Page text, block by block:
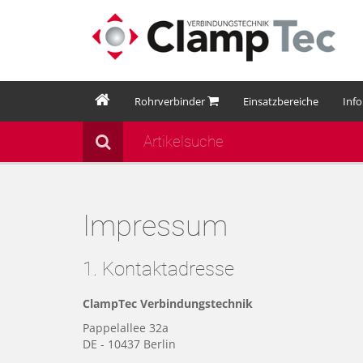
Rohrverbinder Einsatzbereiche
Impressum
1. Kontaktadresse
ClampTec Verbindungstechnik
Pappelallee 32a
DE - 10437 Berlin